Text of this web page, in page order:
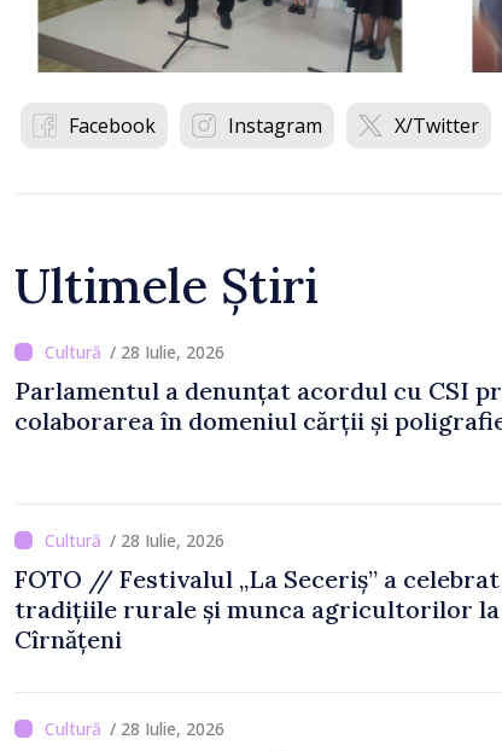
Facebook Instagram X/Twitter
Ultimele Știri
/ 28 Iulie, 2026
Parlamentul a denunțat acordul cu CSI
colaborarea în domeniul cărții și
/ 28 Iulie, 2026
FOTO // Festivalul „La Seceriș” a celebrat
tradițiile rurale și munca agricultorilor la
Cîrnățeni
/ 28 Iulie, 2026